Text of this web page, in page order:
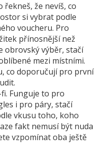
řekneš, že nevíš, co
si vybrat podle
voucheru. Pro
přínosnější než
obrovský výběr, stačí
mezi místními.
co doporučují pro první
Funguje to pro
i pro páry, stačí
vkusu toho, koho
fakt nemusí být nuda
vzpomínat oba ještě